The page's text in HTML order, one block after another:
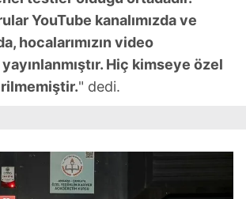
YouTube kanalımızda ve
hocalarımızın video
Hiç kimseye özel
" dedi.